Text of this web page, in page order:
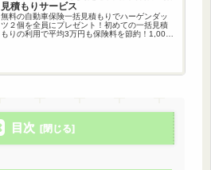
見積もりサービス
無料の自動車保険一括見積もりでハーゲンダッ
ツ２個を全員にプレゼント！初めての一括見積
もりの利用で平均3万円も保険料を節約！1,000
目次